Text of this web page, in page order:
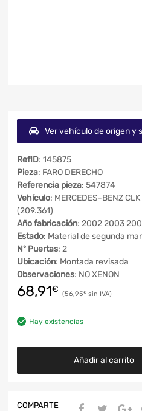
Ver vehículo de origen y
RefID: 145875
Pieza: FARO DERECHO
Referencia pieza: 547874
Vehículo: MERCEDES-BENZ
(209.361)
Año fabricación: 2002 2003
Estado: Material de segunda
Nº Puertas: 2
Ubicación: Montada revisada
Observaciones: NO XENON
68,91€ 56,95€
Hay existencias
Añadir al carrito
COMPARTE